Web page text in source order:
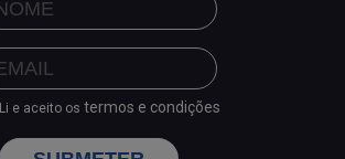
Li e aceito os termos e condições